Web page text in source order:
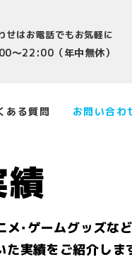
せはお電話でもお気軽に
〜22:00（年中無休）
ある質問 お問い合わ
メ･ゲームグッズなど
実績をご紹介しま